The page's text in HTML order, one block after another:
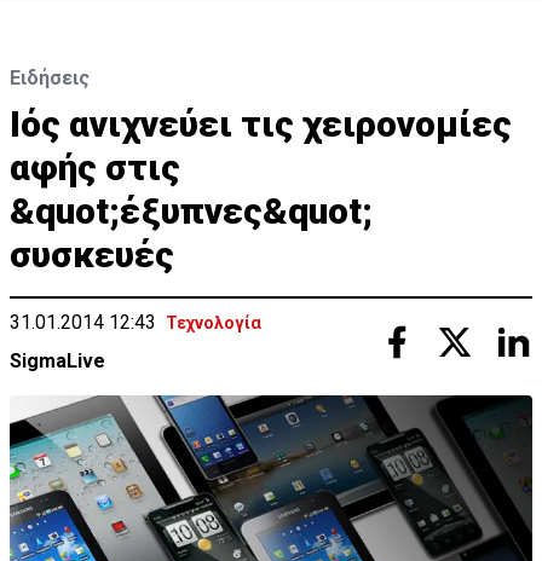
Ειδήσεις
Iός ανιχνεύει τις χειρονομίες
αφής στις
&quot;έξυπνες&quot;
συσκευές
31.01.2014 12:43 Τεχνολογία
SigmaLive